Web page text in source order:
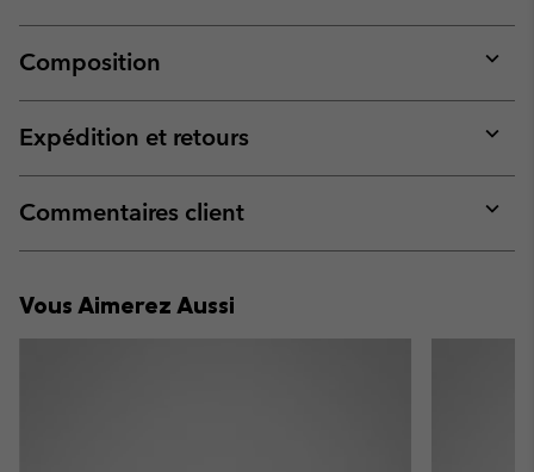
Composition
or
Expédition et retours
or
Commentaires client
or
Vous Aimerez Aussi